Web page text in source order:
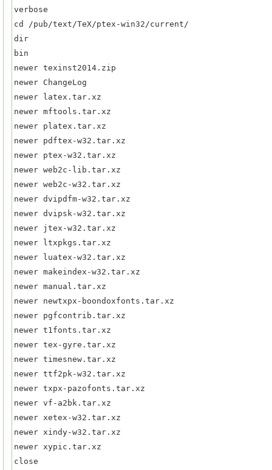
verbose
cd /pub/text/TeX/ptex-win32/current/
dir
bin
newer texinst2014.zip
newer ChangeLog
newer latex.tar.xz
newer mftools.tar.xz
newer platex.tar.xz
newer pdftex-w32.tar.xz
newer ptex-w32.tar.xz
newer web2c-lib.tar.xz
newer web2c-w32.tar.xz
newer dvipdfm-w32.tar.xz
newer dvipsk-w32.tar.xz
newer jtex-w32.tar.xz
newer ltxpkgs.tar.xz
newer luatex-w32.tar.xz
newer makeindex-w32.tar.xz
newer manual.tar.xz
newer newtxpx-boondoxfonts.tar.xz
newer pgfcontrib.tar.xz
newer t1fonts.tar.xz
newer tex-gyre.tar.xz
newer timesnew.tar.xz
newer ttf2pk-w32.tar.xz
newer txpx-pazofonts.tar.xz
newer vf-a2bk.tar.xz
newer xetex-w32.tar.xz
newer xindy-w32.tar.xz
newer xypic.tar.xz
close